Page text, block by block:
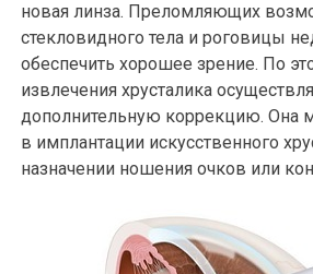
новая линза. Преломляющих
стекловидного тела и роговицы
обеспечить хорошее зрение. По
извлечения хрусталика
дополнительную коррекцию. Она
в имплантации искусственного
назначении ношения очков или